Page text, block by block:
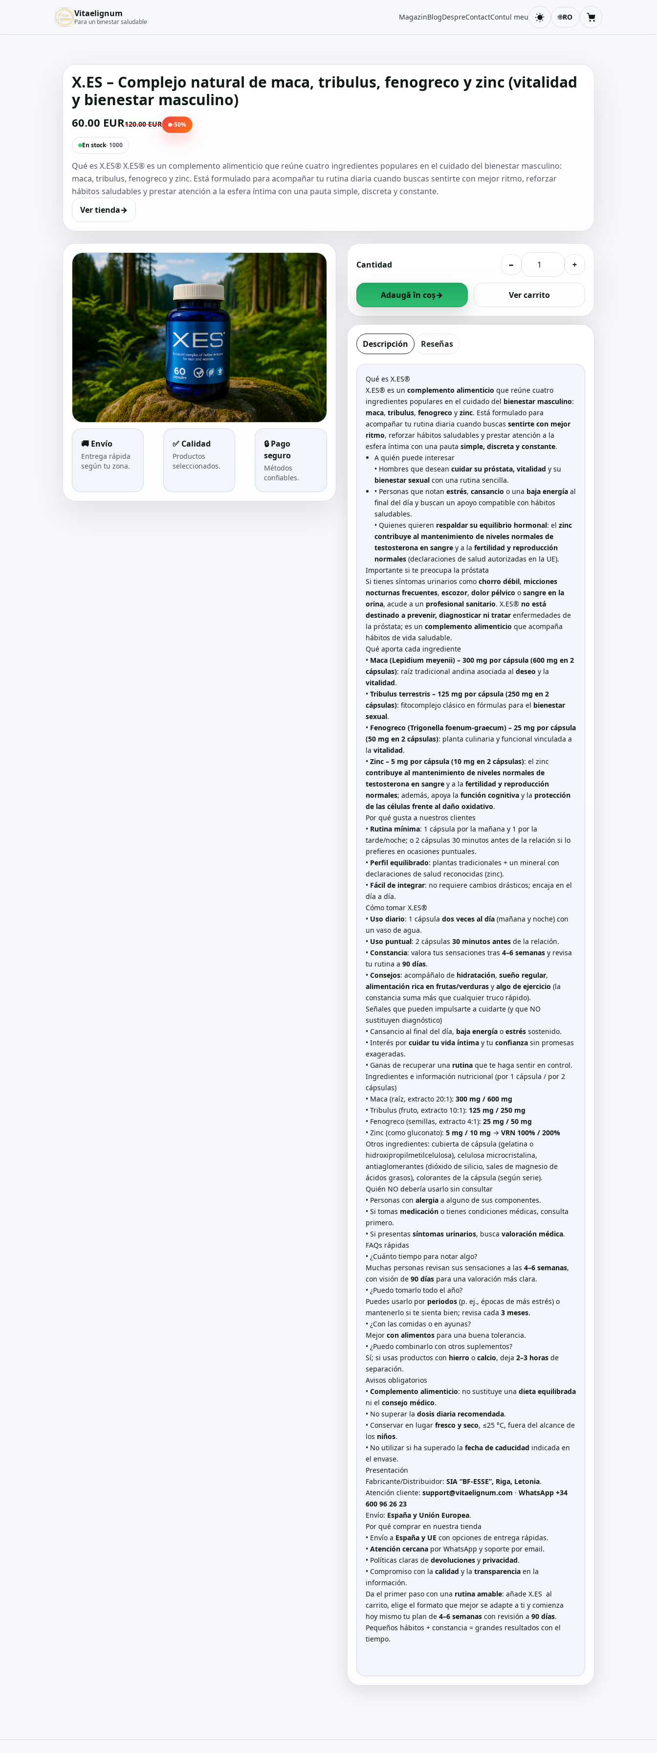
Vitaelignum
Para un binestar saludable
MagazinBlogDespreContactContul meu Schimbă tema
🌐RO Coș
X.ES – Complejo natural de maca, tribulus, fenogreco y zinc (vitalidad
y bienestar masculino)
60.00 EUR120.00 EUR -50%
En stock· 1000
Qué es X.ES® X.ES® es un complemento alimenticio que reúne cuatro ingredientes populares en el cuidado del bienestar masculino:
maca, tribulus, fenogreco y zinc. Está formulado para acompañar tu rutina diaria cuando buscas sentirte con mejor ritmo, reforzar
hábitos saludables y prestar atención a la esfera íntima con una pauta simple, discreta y constante.
Ver tienda→
⤢
🚚 Envío
Entrega rápida
según tu zona.
✅ Calidad
Productos
seleccionados.
🔒 Pago
seguro
Métodos
confiables.
Cantidad − +
Adaugă în coș→ Ver carrito
Descripción Reseñas
Qué es X.ES®
X.ES® es un complemento alimenticio que reúne cuatro
ingredientes populares en el cuidado del bienestar masculino:
maca, tribulus, fenogreco y zinc. Está formulado para
acompañar tu rutina diaria cuando buscas sentirte con mejor
ritmo, reforzar hábitos saludables y prestar atención a la
esfera íntima con una pauta simple, discreta y constante.
A quién puede interesar
• Hombres que desean cuidar su próstata, vitalidad y su
bienestar sexualcon una rutina sencilla.
• Personas que notan estrés, cansancio o una baja energíaal
final del día y buscan un apoyo compatible con hábitos
saludables.
• Quienes quieren respaldar su equilibrio hormonal: el zinc
contribuye al mantenimiento de niveles normales de
testosterona en sangrey a la fertilidad y reproducción
normales(declaraciones de salud autorizadas en la UE).
Importante si te preocupa la próstata
Si tienes síntomas urinarios como chorro débil, micciones
nocturnas frecuentes, escozor, dolor pélvico o sangre en la
orina, acude a un profesional sanitario. X.ES® no está
destinado a prevenir, diagnosticar ni tratarenfermedades de
la próstata; es un complemento alimenticio que acompaña
hábitos de vida saludable.
Qué aporta cada ingrediente
• Maca (Lepidium meyenii) – 300 mg por cápsula (600 mg en 2
cápsulas): raíz tradicional andina asociada al deseo y la
vitalidad.
• Tribulus terrestris – 125 mg por cápsula (250 mg en 2
cápsulas): fitocomplejo clásico en fórmulas para el bienestar
sexual.
• Fenogreco (Trigonella foenum-graecum) – 25 mg por cápsula
(50 mg en 2 cápsulas): planta culinaria y funcional vinculada a
la vitalidad.
• Zinc – 5 mg por cápsula (10 mg en 2 cápsulas): el zinc
contribuye al mantenimiento de niveles normales de
testosterona en sangrey a la fertilidad y reproducción
normales; además, apoya la función cognitivay la protección
de las células frente al daño oxidativo.
Por qué gusta a nuestros clientes
• Rutina mínima: 1 cápsula por la mañana y 1 por la
tarde/noche; o 2 cápsulas 30 minutos antes de la relación si lo
prefieres en ocasiones puntuales.
• Perfil equilibrado: plantas tradicionales + un mineral con
declaraciones de salud reconocidas (zinc).
• Fácil de integrar: no requiere cambios drásticos; encaja en el
día a día.
Cómo tomar X.ES®
• Uso diario: 1 cápsula dos veces al día(mañana y noche) con
un vaso de agua.
• Uso puntual: 2 cápsulas 30 minutos antesde la relación.
• Constancia: valora tus sensaciones tras 4–6 semanasy revisa
tu rutina a 90 días.
• Consejos: acompáñalo de hidratación, sueño regular,
alimentación rica en frutas/verdurasy algo de ejercicio (la
constancia suma más que cualquier truco rápido).
Señales que pueden impulsarte a cuidarte (y que NO
sustituyen diagnóstico)
• Cansancio al final del día, baja energíao estréssostenido.
• Interés por cuidar tu vida íntimay tu confianzasin promesas
exageradas.
• Ganas de recuperar una rutinaque te haga sentir en control.
Ingredientes e información nutricional (por 1 cápsula / por 2
cápsulas)
• Maca (raíz, extracto 20:1): 300 mg / 600 mg
• Tribulus (fruto, extracto 10:1): 125 mg / 250 mg
• Fenogreco (semillas, extracto 4:1): 25 mg / 50 mg
• Zinc (como gluconato): 5 mg / 10 mg → VRN 100% / 200%
Otros ingredientes: cubierta de cápsula (gelatina o
hidroxipropilmetilcelulosa), celulosa microcristalina,
antiaglomerantes (dióxido de silicio, sales de magnesio de
ácidos grasos), colorantes de la cápsula (según serie).
Quién NO debería usarlo sin consultar
• Personas con alergiaa alguno de sus componentes.
• Si tomas medicacióno tienes condiciones médicas, consulta
primero.
• Si presentas síntomas urinarios, busca valoración médica.
FAQs rápidas
• ¿Cuánto tiempo para notar algo?
Muchas personas revisan sus sensaciones a las 4–6 semanas,
con visión de 90 díaspara una valoración más clara.
• ¿Puedo tomarlo todo el año?
Puedes usarlo por periodos(p. ej., épocas de más estrés) o
mantenerlo si te sienta bien; revisa cada 3 meses.
• ¿Con las comidas o en ayunas?
Mejor con alimentospara una buena tolerancia.
• ¿Puedo combinarlo con otros suplementos?
Sí; si usas productos con hierro o calcio, deja 2–3 horasde
separación.
Avisos obligatorios
• Complemento alimenticio: no sustituye una dieta equilibrada
ni el consejo médico.
• No superar la dosis diaria recomendada.
• Conservar en lugar fresco y seco, ≤25 °C, fuera del alcance de
los niños.
• No utilizar si ha superado la fecha de caducidad indicada en
el envase.
Presentación
Fabricante/Distribuidor: SIA “BF-ESSE”, Riga, Letonia.
Atención cliente: support@vitaelignum.com · WhatsApp +34
600 96 26 23
Envío: España y Unión Europea.
Por qué comprar en nuestra tienda
• Envío a España y UE con opciones de entrega rápidas.
• Atención cercanapor WhatsApp y soporte por email.
• Políticas claras de devolucionesy privacidad.
• Compromiso con la calidad y la transparenciaen la
información.
Da el primer paso con una rutina amable: añadeX.ES al
carrito, elige el formato que mejor se adapte a ti y comienza
hoy mismo tu plan de 4–6 semanascon revisión a 90 días.
Pequeños hábitos + constancia = grandes resultados con el
tiempo.